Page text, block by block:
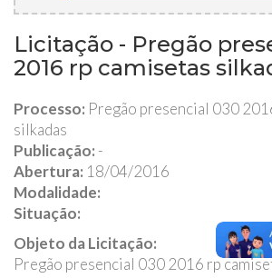
Licitação - Pregão
2016 rp camisetas
Processo: Pregão presencial 030
silkadas
Publicação: -
Abertura: 18/04/2016
Modalidade:
Situação:
Objeto da Licitação:
Pregão presencial 030 2016 rp